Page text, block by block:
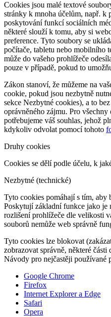
Cookies jsou malé textové
stránky k mnoha účelům, např. k
poskytování funkcí sociálních
některé slouží k tomu, aby si
preference. Tyto soubory se
počítače, tabletu nebo mobilního
může do vašeho prohlížeče
pouze v případě, pokud to
Zákon stanoví, že můžeme na
cookie, pokud jsou nezbytně
sekce Nezbytné cookies), a to
oprávněného zájmu. Pro
potřebujeme váš souhlas, jehož
kdykoliv odvolat pomocí tohoto
Druhy cookies
Cookies se dělí podle účelu, k
Nezbytné (technické)
Tyto cookies pomáhají s tím,
Poskytují základní funkce jako je
rozlišení prohlížeče dle velikosti
souborů nemůže web správně
Tyto cookies lze blokovat
zobrazovat správně, některé
Návody pro nejčastěji používané
Google Chrome
Firefox
Internet Explorer a Edge
Safari
Opera